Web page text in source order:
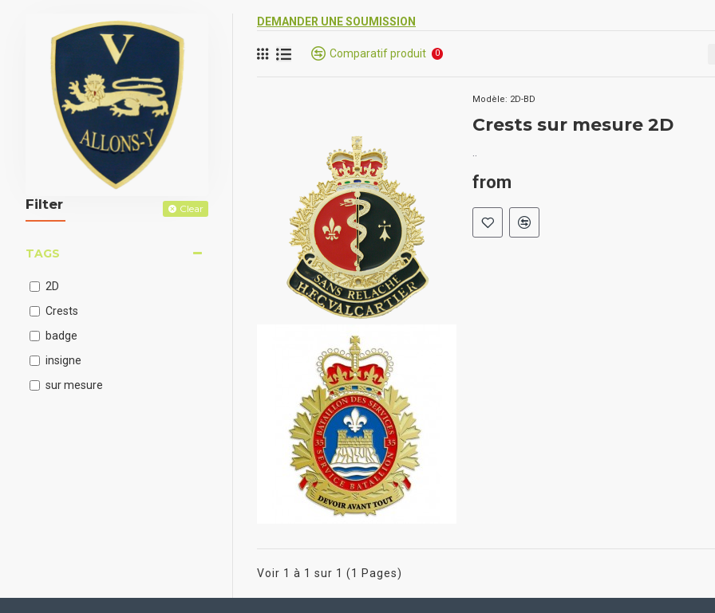
Filter Clear
TAGS
2D
Crests
badge
insigne
sur mesure
DEMANDER UNE SOUMISSION
Comparatif produit 0
Modèle: 2D-BD
Crests sur mesure 2D
from
Voir 1 à 1 sur 1 (1 Pages)